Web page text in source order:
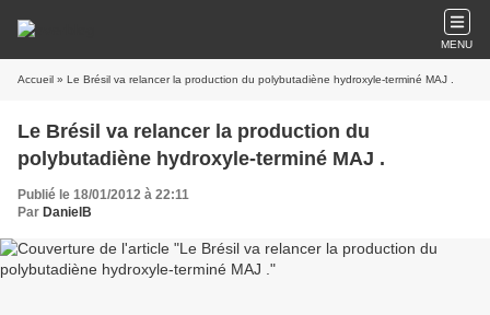
MENU
Accueil » Le Brésil va relancer la production du polybutadiène hydroxyle-terminé MAJ .
Le Brésil va relancer la production du
polybutadiène hydroxyle-terminé MAJ .
Publié le 18/01/2012 à 22:11
Par DanielB